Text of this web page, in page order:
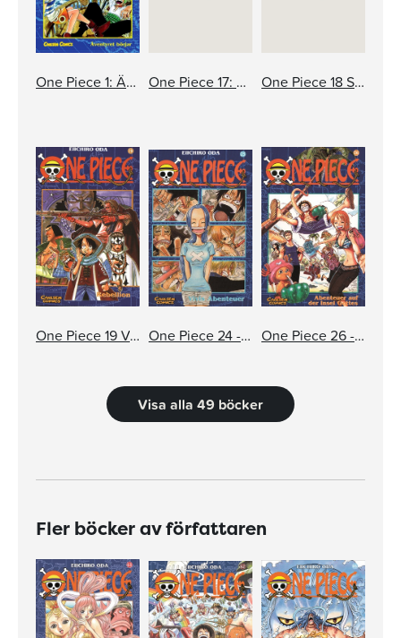
One Piece 1: Äventyret börjar One Piece 17: Kampen i snön One Piece 18 Storebror
One Piece 19 Varning för monster One Piece 24 - Människans drömmar One Piece 26 - Äventyret på gudarnas ö
Visa alla 49 böcker
Fler böcker av författaren